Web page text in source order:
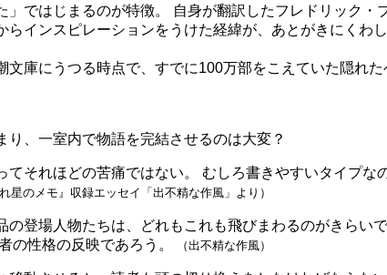
」ではじまるのが特徴。 自身が翻訳したフレドリック・
らインスピレーションをうけた経緯が、あとがきにくわ
文庫にうつる時点で、すでに100万部をこえていた隠れた
り、一室内で物語を完結させるのは大変？
てそれほどの苦痛ではない。 むしろ書きやすいタイプな
れ星のメモ』収録エッセイ「出不精な作風」より）
の登場人物たちは、どれもこれも飛びまわるのがきらい
の性格の反映であろう。
（出不精な作風）